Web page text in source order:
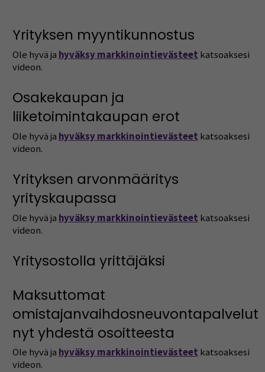
Yrityksen myyntikunnostus
Ole hyvä ja hyväksy markkinointievästeet katsoaksesi
videon.
Osakekaupan ja
liiketoimintakaupan erot
Ole hyvä ja hyväksy markkinointievästeet katsoaksesi
videon.
Yrityksen arvonmääritys
yrityskaupassa
Ole hyvä ja hyväksy markkinointievästeet katsoaksesi
videon.
Yritysostolla yrittäjäksi
Maksuttomat
omistajanvaihdosneuvontapalvelut
nyt yhdestä osoitteesta
Ole hyvä ja hyväksy markkinointievästeet katsoaksesi
videon.